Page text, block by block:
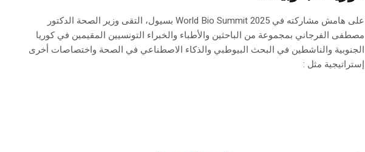
على هامش مشاركته في World Bio Summit 2025 بسيول، التقى وزير الصحة الدكتور
مصطفى الفرجاني بمجموعة من الباحثين والأطباء والخبراء التونسيين المقيمين في كوريا
الجنوبية والناشطين في البحث البيوطبي والذكاء الاصطناعي في الصحة واختصاصات أخرى
إستراتيجية مثل :